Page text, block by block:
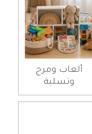
ألعاب ومرح
وتسلية